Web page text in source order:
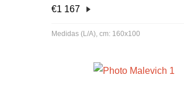
€1 167
Medidas (L/A), cm: 160x100